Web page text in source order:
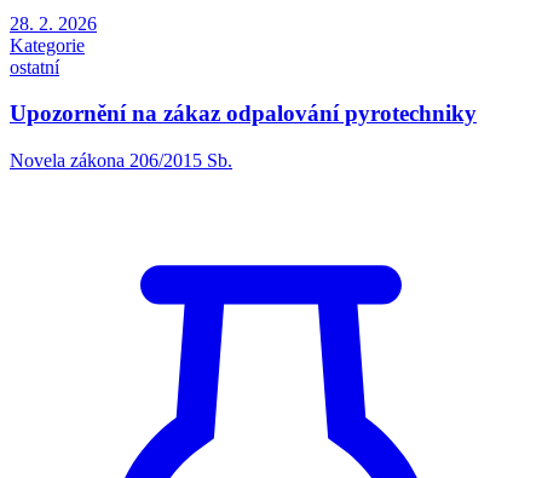
28. 2. 2026
Kategorie
ostatní
Upozornění na zákaz odpalování pyrotechniky
Novela zákona 206/2015 Sb.